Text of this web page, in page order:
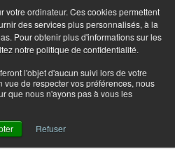
votre ordinateur. Ces cookies permettent
des services plus personnalisés, à la
Pour obtenir plus d'informations sur les
notre politique de confidentialité.
l'objet d'aucun suivi lors de votre
vue de respecter vos préférences, nous
que nous n'ayons pas à vous les
Refuser
EN FR